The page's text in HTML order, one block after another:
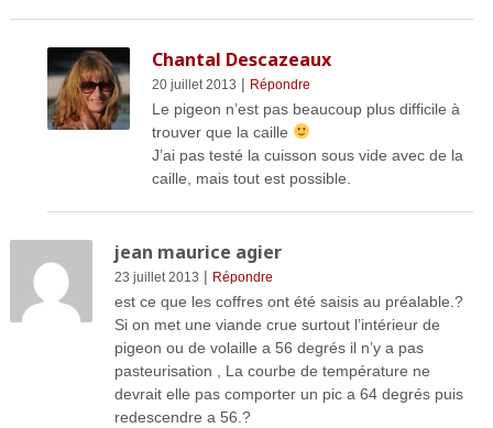
Chantal Descazeaux
20 juillet 2013 | Répondre
Le pigeon n’est pas beaucoup plus difficile à
trouver que la caille
J’ai pas testé la cuisson sous vide avec de la
caille, mais tout est possible.
jean maurice agier
23 juillet 2013 | Répondre
est ce que les coffres ont été saisis au préalable.?
Si on met une viande crue surtout l’intérieur de
pigeon ou de volaille a 56 degrés il n’y a pas
pasteurisation , La courbe de température ne
devrait elle pas comporter un pic a 64 degrés puis
redescendre a 56.?